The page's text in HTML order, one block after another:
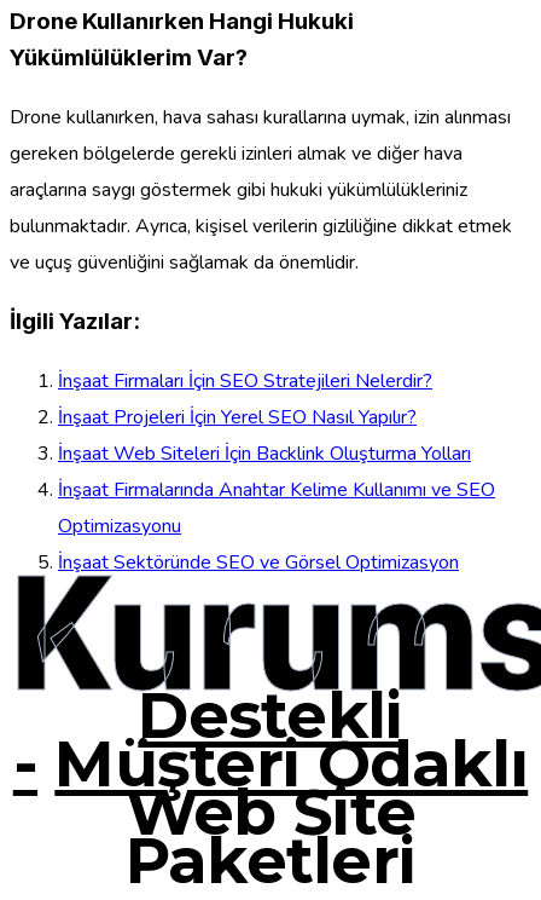
Drone Kullanırken Hangi Hukuki
Yükümlülüklerim Var?
Drone kullanırken, hava sahası kurallarına uymak, izin alınması
gereken bölgelerde gerekli izinleri almak ve diğer hava
araçlarına saygı göstermek gibi hukuki yükümlülükleriniz
bulunmaktadır. Ayrıca, kişisel verilerin gizliliğine dikkat etmek
ve uçuş güvenliğini sağlamak da önemlidir.
İlgili Yazılar:
İnşaat Firmaları İçin SEO Stratejileri Nelerdir?
İnşaat Projeleri İçin Yerel SEO Nasıl Yapılır?
İnşaat Web Siteleri İçin Backlink Oluşturma Yolları
İnşaat Firmalarında Anahtar Kelime Kullanımı ve SEO
Optimizasyonu
İnşaat Sektöründe SEO ve Görsel Optimizasyon
Destekli
- Müşteri Odaklı
Web Site
Paketleri